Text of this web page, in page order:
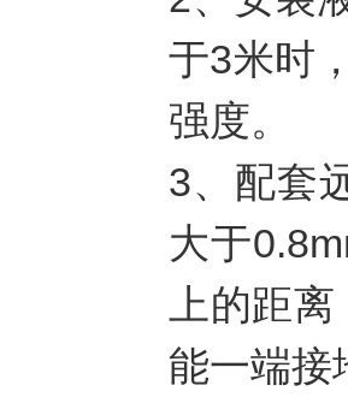
于3米时
强度。
3、配套
大于
上的距
能一端接